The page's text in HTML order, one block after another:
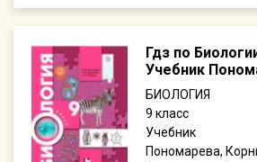
Гдз по
Учебник
БИОЛОГИЯ
9
Учебник
Пономарева,